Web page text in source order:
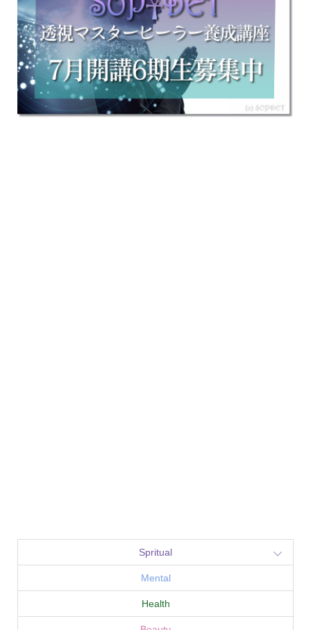
Spritual
Mental
Health